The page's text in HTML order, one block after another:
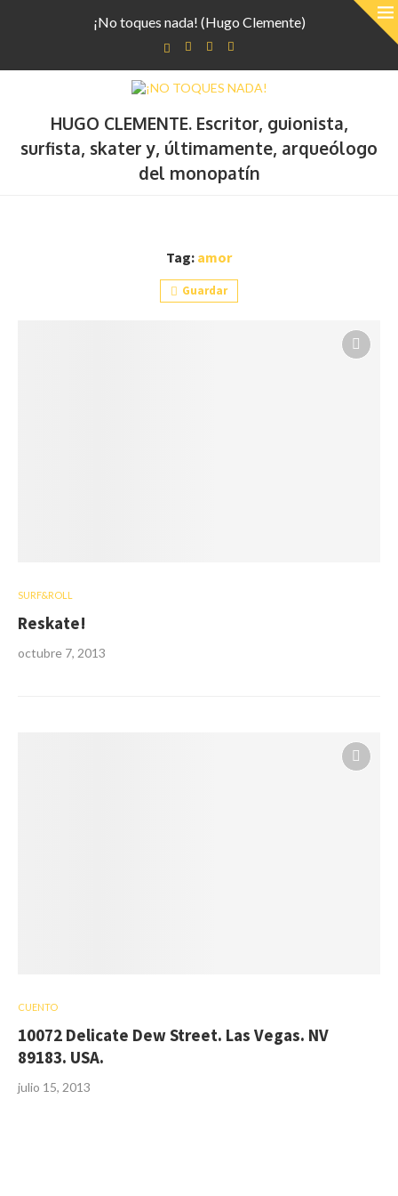
¡No toques nada! (Hugo Clemente)
HUGO CLEMENTE. Escritor, guionista,
surfista, skater y, últimamente, arqueólogo
del monopatín
Tag: amor
Guardar
SURF&ROLL
Reskate!
octubre 7, 2013
CUENTO
10072 Delicate Dew Street. Las Vegas. NV
89183. USA.
julio 15, 2013